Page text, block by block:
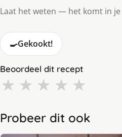
Laat het weten — het komt in
🍳Gekookt!
Beoordeel dit recept
★ ★ ★ ★ ★
Probeer dit ook